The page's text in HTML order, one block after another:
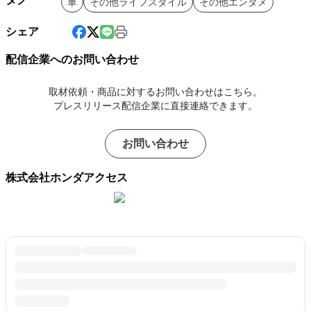
シェア
配信企業へのお問い合わせ
取材依頼・商品に対するお問い合わせはこちら。
プレスリリース配信企業に直接連絡できます。
お問い合わせ
株式会社ホンダアクセス